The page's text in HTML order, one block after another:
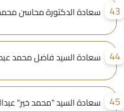
سعادة الدكتورة محاسن محمد
سعادة السيد فاضل محمد
سعادة السيد "محمد خير"